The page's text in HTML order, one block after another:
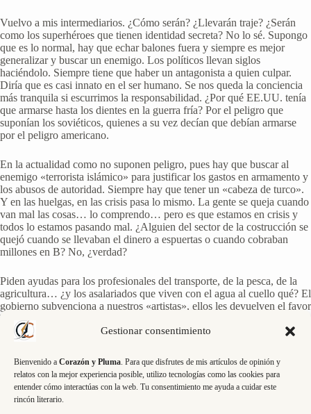
Gestionar consentimiento
Bienvenido a Corazón y Pluma. Para que disfrutes de mis artículos de opinión y
relatos con la mejor experiencia posible, utilizo tecnologías como las cookies para
entender cómo interactúas con la web. Tu consentimiento me ayuda a cuidar este
rincón literario.
Vuelvo a mis intermediarios. ¿Cómo serán? ¿Llevarán traje? ¿Serán
como los superhéroes que tienen identidad secreta? No lo sé. Supongo
que es lo normal, hay que echar balones fuera y siempre es mejor
generalizar y buscar un enemigo. Los políticos llevan siglos
haciéndolo. Siempre tiene que haber un antagonista a quien culpar.
Diría que es casi innato en el ser humano. Se nos queda la conciencia
más tranquila si escurrimos la responsabilidad. ¿Por qué EE.UU. tenía
que armarse hasta los dientes en la guerra fría? Por el peligro que
suponían los soviéticos, quienes a su vez decían que debían armarse
por el peligro americano.
En la actualidad como no suponen peligro, pues hay que buscar al
enemigo «terrorista islámico» para justificar los gastos en armamento y
los abusos de autoridad. Siempre hay que tener un «cabeza de turco».
Y en las huelgas, en las crisis pasa lo mismo. La gente se queja cuando
van mal las cosas… lo comprendo… pero es que estamos en crisis y
todos lo estamos pasando mal. ¿Alguien del sector de la costrucción se
quejó cuando se llevaban el dinero a espuertas o cuando cobraban
millones en B? No, ¿verdad?
Piden ayudas para los profesionales del transporte, de la pesca, de la
agricultura… ¿y los asalariados que viven con el agua al cuello qué? El
gobierno subvenciona a nuestros «artistas», ellos les devuelven el favor
haciendo un vídeo alabando al gobierno… ¿y las subvenciones para
los panaderos, los cajeros de hipermercado, los reponedores…? Los
camioneros dicen que el gasoil es caro… que deberían bajárselo
porque el camión es su herramienta de trabajo ¿y los demás en qué
vamos a la oficina, en bicicleta? El petróleo está caro para todos… y
por favor, que se acabe ya con la cantinela de que la culpa de todo la
tiene Aznar… que ya cansa… Siempre eludiendo responsabilidades.
Para llevarse el dinero están todos en primera fila, pero para solucionar